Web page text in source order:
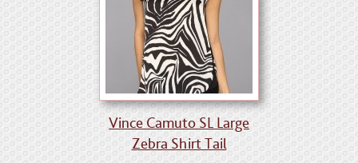
Vince Camuto SL Large
Zebra Shirt Tail